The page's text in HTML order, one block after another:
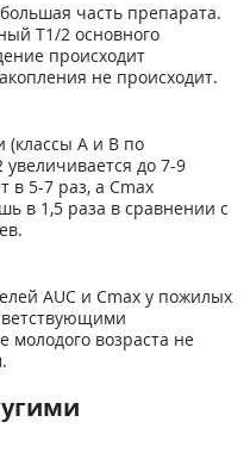
часть препарата.
Т1/2 основного
происходит
не происходит.
(классы А и В по
до 7-9
в 5-7 раз, а Сmах
в 1,5 раза в сравнении с
AUC и Сmах у пожилых
молодого возраста не